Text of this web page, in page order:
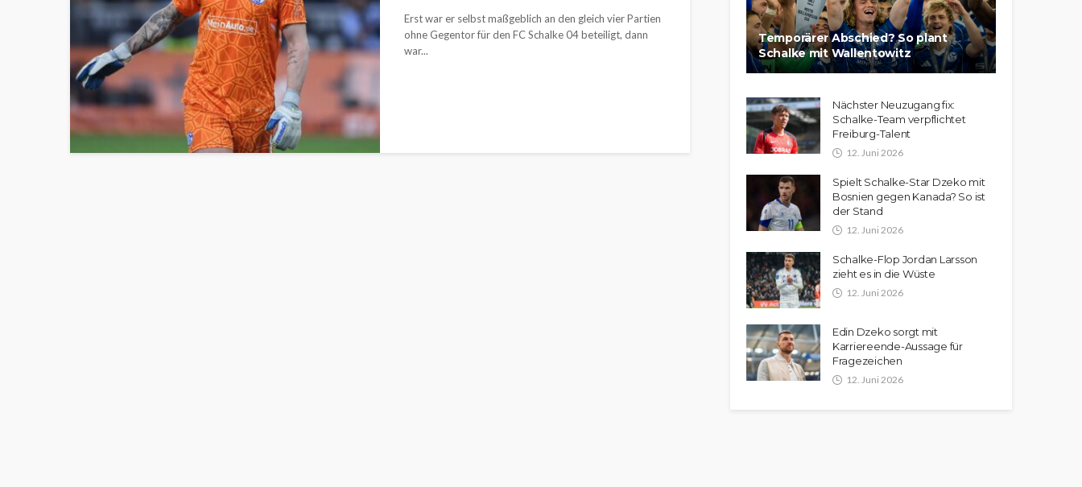
Erst war er selbst maßgeblich an den gleich vier Partien
ohne Gegentor für den FC Schalke 04 beteiligt, dann
war...
Temporärer Abschied? So plant
Schalke mit Wallentowitz
Nächster Neuzugang fix:
Schalke-Team verpflichtet
Freiburg-Talent
12. Juni 2026
Spielt Schalke-Star Dzeko mit
Bosnien gegen Kanada? So ist
der Stand
12. Juni 2026
Schalke-Flop Jordan Larsson
zieht es in die Wüste
12. Juni 2026
Edin Dzeko sorgt mit
Karriereende-Aussage für
Fragezeichen
12. Juni 2026